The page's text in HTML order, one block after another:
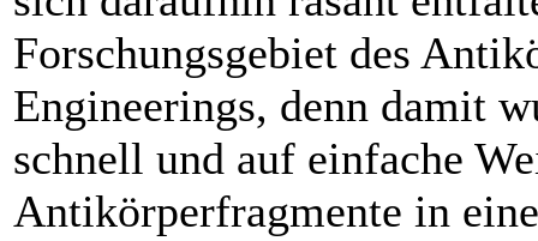
Forschungsgebiet des
Engineerings, denn damit
schnell und auf einfache
Antikörperfragmente in